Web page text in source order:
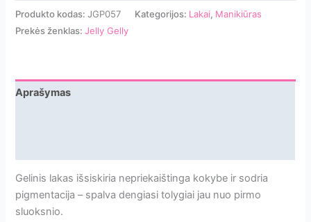
Splash
Produkto kodas:JGP057 Kategorijos: Lakai, Manikiūras
Prekės ženklas:Jelly Gelly
Aprašymas
Gelinis lakas išsiskiria nepriekaištinga kokybe ir sodria
pigmentacija – spalva dengiasi tolygiai jau nuo pirmo
sluoksnio.